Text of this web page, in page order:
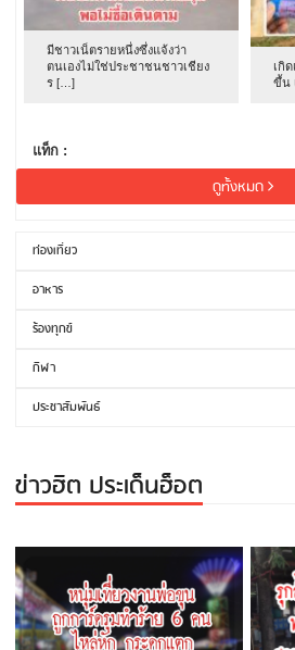
มีชาวเน็ตรายหนึ่งซึ่งแจ้งว่า
ตนเองไม่ใช่ประชาชนชาวเชียง
ร […]
เกิ
ขึ้น
แท็ก :
ดูทั้งหมด
ท่องเที่ยว
อาหาร
ร้องทุกข์
กีฬา
ประชาสัมพันธ์
ข่าวฮิต ประเด็นฮ็อต